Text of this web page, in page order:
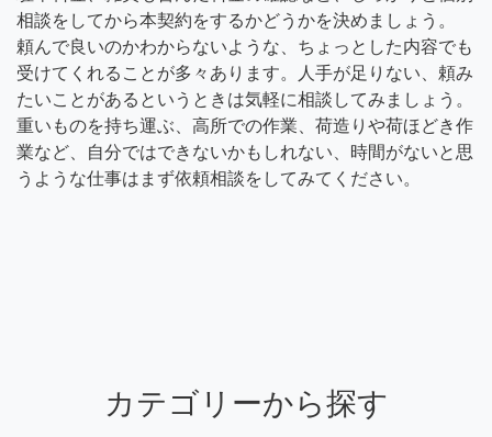
相談をしてから本契約をするかどうかを決めましょう。
頼んで良いのかわからないような、ちょっとした内容でも
受けてくれることが多々あります。人手が足りない、頼み
たいことがあるというときは気軽に相談してみましょう。
重いものを持ち運ぶ、高所での作業、荷造りや荷ほどき作
業など、自分ではできないかもしれない、時間がないと思
うような仕事はまず依頼相談をしてみてください。
カテゴリーから探す